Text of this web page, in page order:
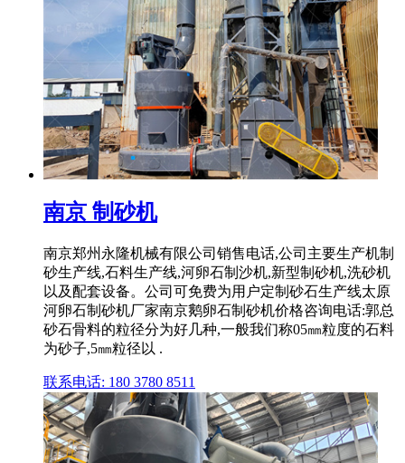
南京 制砂机
南京郑州永隆机械有限公司销售电话,公司主要生产机制
砂生产线,石料生产线,河卵石制沙机,新型制砂机,洗砂机
以及配套设备。公司可免费为用户定制砂石生产线太原
河卵石制砂机厂家南京鹅卵石制砂机价格咨询电话:郭总
砂石骨料的粒径分为好几种,一般我们称05㎜粒度的石料
为砂子,5㎜粒径以 .
联系电话: 180 3780 8511